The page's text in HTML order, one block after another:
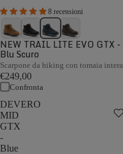
8 recensioni
NEW TRAIL LITE EVO GTX -
Blu Scuro
Scarpone da hiking con tomaia intera
€249,00
Confronta
DEVERO
MID
GTX
-
Blue